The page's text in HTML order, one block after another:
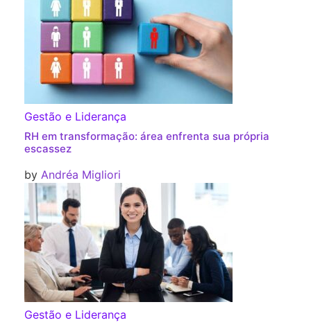
Gestão e Liderança
RH em transformação: área enfrenta sua própria
escassez
by Andréa Migliori
Gestão e Liderança